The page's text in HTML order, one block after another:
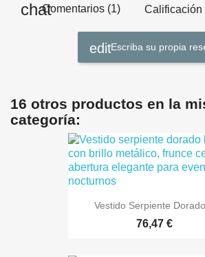
Comentarios (1) Calificación
Escriba su propia
16 otros productos en la
categoría:
Vestido Serpiente
76,47 €